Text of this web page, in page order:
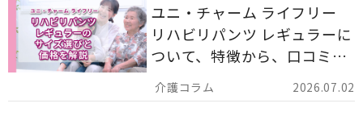
2026.07.02
ユニ・チャーム ライフリー
リハビリパンツ レギュラーに
ついて、特徴から、口コミ、
災害備蓄としての活用法まで
分かりやすく解説します。